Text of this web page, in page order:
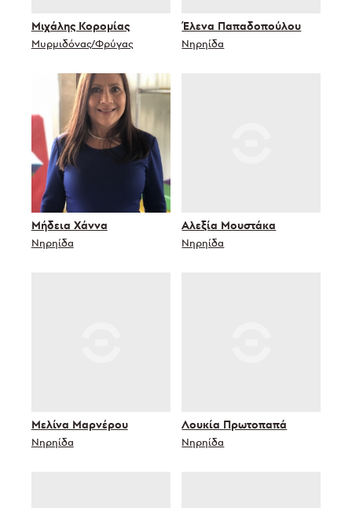
Μιχάλης Κορομίας
Μυρμιδόνας/Φρύγας
Έλενα Παπαδοπούλου
Νηρηίδα
Μήδεια Χάννα
Νηρηίδα
Αλεξία Μουστάκα
Νηρηίδα
Μελίνα Μαρνέρου
Νηρηίδα
Λουκία Πρωτοπαπά
Νηρηίδα